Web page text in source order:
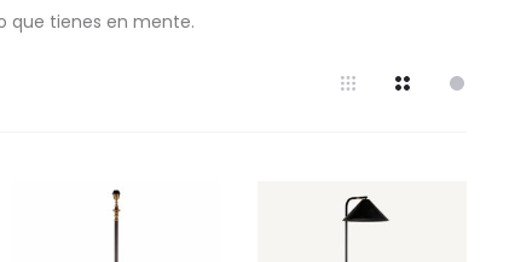
que tienes en mente.